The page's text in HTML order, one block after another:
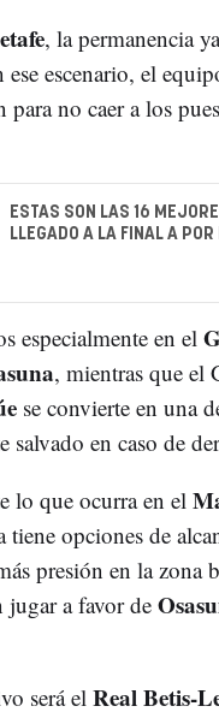
, la permanencia
escenario, el
para no caer a los
ESTAS SON LAS 16
LLEGADO A LA FINAL A
especialmente en el
, mientras que el
se convierte en una
salvado en caso de
lo que ocurra en el
opciones de
presión en la zona
jugar a favor de
será el Real Betis-